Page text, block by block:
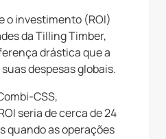
o investimento (ROI)
da Tilling Timber,
drástica que a
despesas globais.
CSS,
seria de cerca de 24
quando as operações